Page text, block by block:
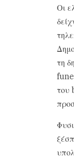
Οι
τη
του